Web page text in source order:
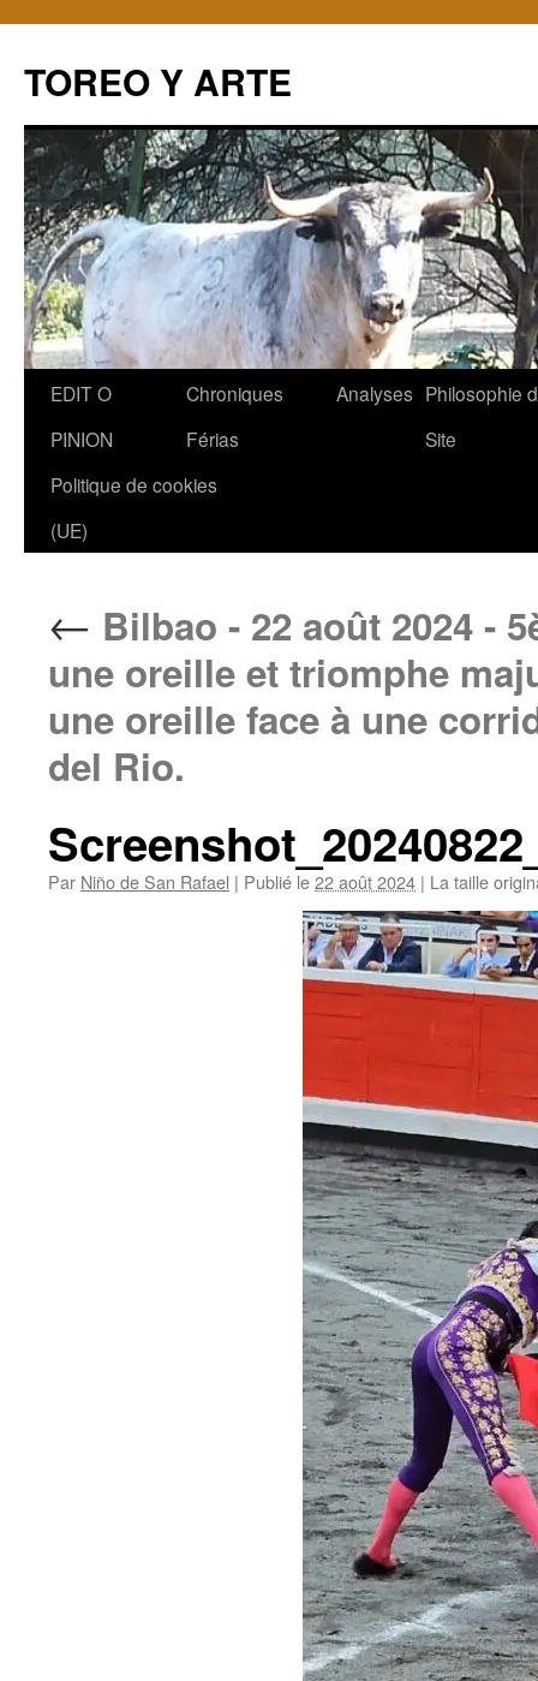
TOREO Y ARTE
Aller
contenu
EDIT O
PINION
Chroniques
Férias
Analyses Philosophie
Site
Politique de cookies
(UE)
← Bilbao - 22 août 2024 -
une oreille et triomphe
une oreille face à une
del Rio.
Par Niño de San Rafael | Publié le22 août 2024 | La taille